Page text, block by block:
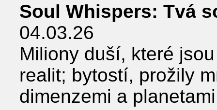
Soul Whispers: Tvá
04.03.26
Miliony duší, které
realit; bytostí, prožily
dimenzemi a